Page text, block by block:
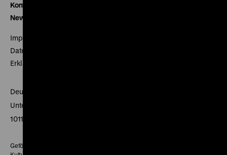
Kontakt
Newsletter
Impressum
Datenschutz
Erklärung digitale Barrierefreiheit
Deutsches Historisches Museum
Unter den Linden 2
10117 Berlin
Gefördert mit Mitteln des Beauftragten der Bundesregierung für